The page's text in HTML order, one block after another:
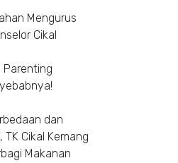
Mengurus
Cikal
Parenting
dan
TK Cikal Kemang
Makanan